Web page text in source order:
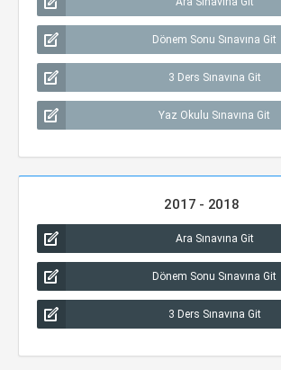
Dönem Sonu Sınavına Git
3 Ders Sınavına Git
Yaz Okulu Sınavına Git
2017 - 2018
Ara Sınavına Git
Dönem Sonu Sınavına Git
3 Ders Sınavına Git